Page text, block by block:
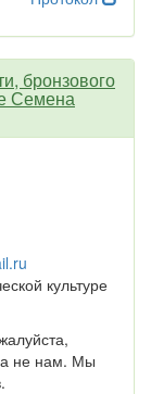
бронзового
Семена
культуре
а не нам. Мы